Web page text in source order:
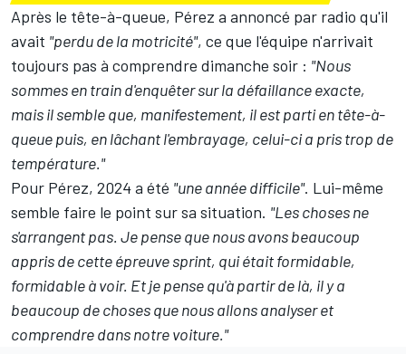
Après le tête-à-queue, Pérez a annoncé par radio qu'il
avait "perdu de la motricité", ce que l'équipe n'arrivait
toujours pas à comprendre dimanche soir : "Nous
sommes en train d'enquêter sur la défaillance exacte,
mais il semble que, manifestement, il est parti en tête-à-
queue puis, en lâchant l'embrayage, celui-ci a pris trop de
température."
Pour Pérez, 2024 a été "une année difficile". Lui-même
semble faire le point sur sa situation. "Les choses ne
s'arrangent pas. Je pense que nous avons beaucoup
appris de cette épreuve sprint, qui était formidable,
formidable à voir. Et je pense qu'à partir de là, il y a
beaucoup de choses que nous allons analyser et
comprendre dans notre voiture."